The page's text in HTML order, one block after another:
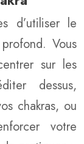
d’utiliser le
Vous
sur les
dessus,
chakras, ou
votre